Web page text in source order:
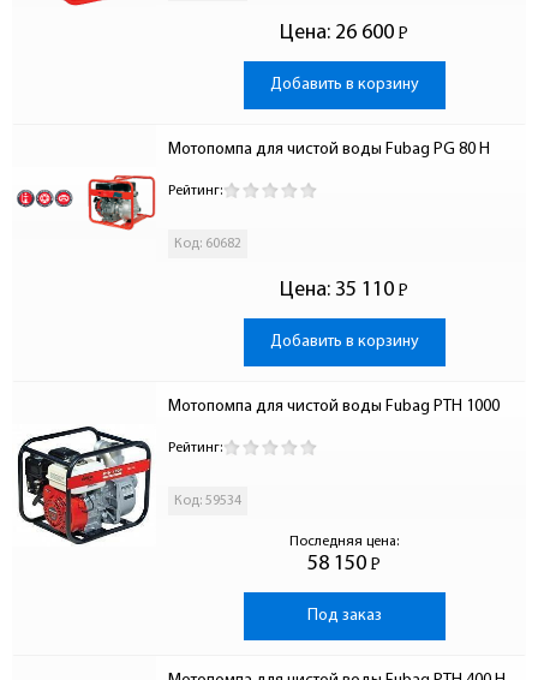
Цена: 26 600 Р
-
Добавить в корзину
Мотопомпа для чистой воды Fubag PG 80 H
Рейтинг:
Код: 60682
Цена: 35 110 Р
-
Добавить в корзину
Мотопомпа для чистой воды Fubag PTH 1000
Рейтинг:
Код: 59534
Последняя цена:
58 150 Р
-
Под заказ